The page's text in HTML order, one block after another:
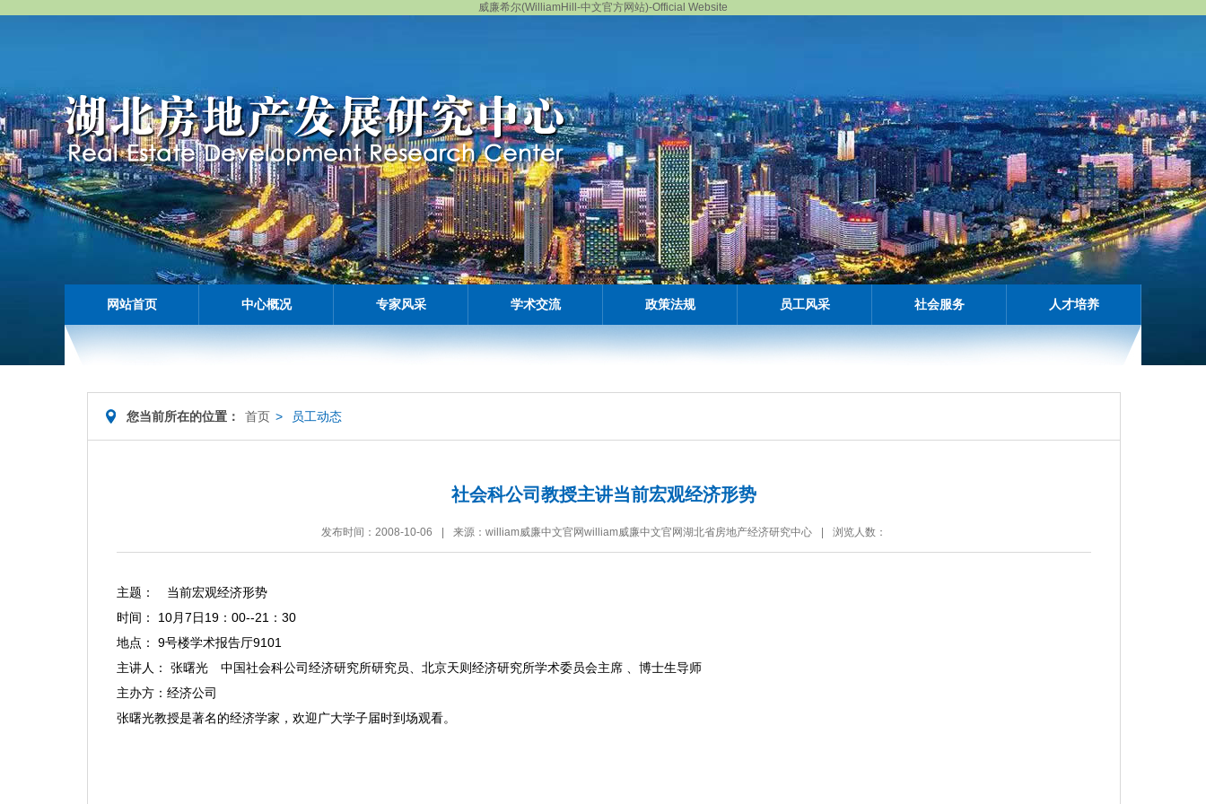
威廉希尔(WilliamHill-中文官方网站)-Official Website
网站首页 中心概况 专家风采 学术交流 政策法规 员工风采 社会服务 人才培养
您当前所在的位置： 首页 > 员工动态
社会科公司教授主讲当前宏观经济形势
发布时间：2008-10-06 来源：william威廉中文官网william威廉中文官网湖北省房地产经济研究中心 浏览人数：
主题： 当前宏观经济形势
时间： 10月7日19：00--21：30
地点： 9号楼学术报告厅9101
主讲人： 张曙光 中国社会科公司经济研究所研究员、北京天则经济研究所学术委员会主席 、博士生导师
主办方：经济公司
张曙光教授是著名的经济学家，欢迎广大学子届时到场观看。